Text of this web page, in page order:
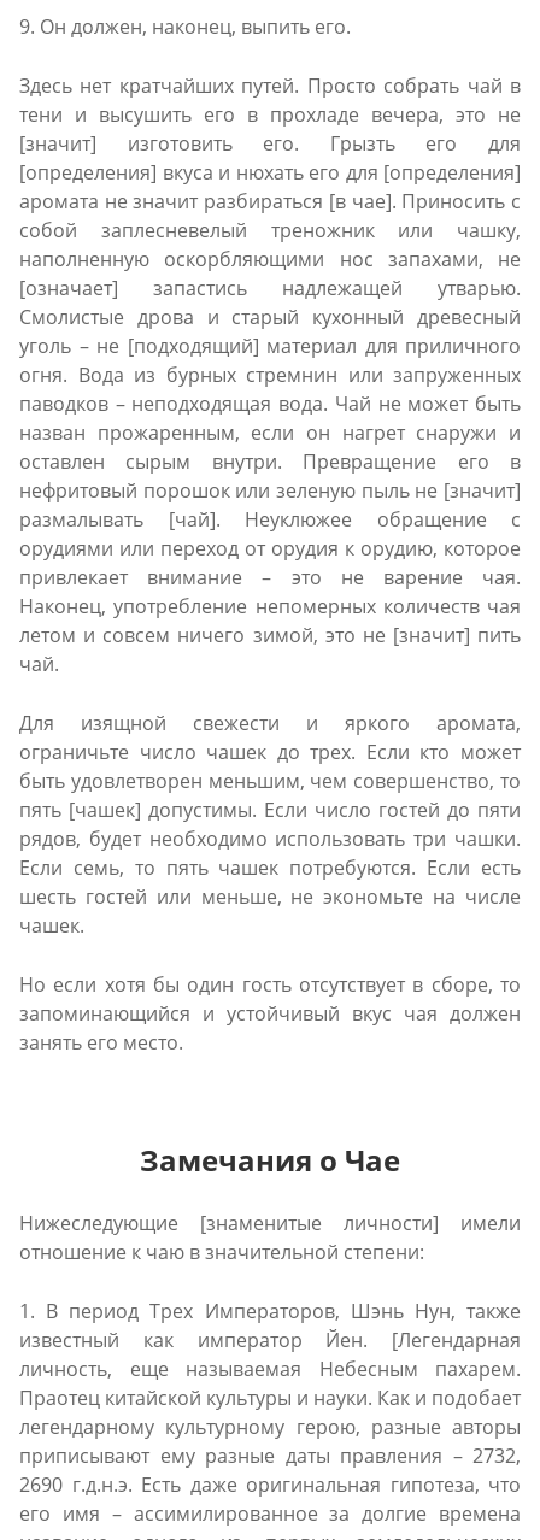
9. Он должен, наконец, выпить его.
Здесь нет кратчайших путей. Просто собрать чай в
тени и высушить его в прохладе вечера, это не
[значит] изготовить его. Грызть его для
[определения] вкуса и нюхать его для [определения]
аромата не значит разбираться [в чае]. Приносить с
собой заплесневелый треножник или чашку,
наполненную оскорбляющими нос запахами, не
[означает] запастись надлежащей утварью.
Смолистые дрова и старый кухонный древесный
уголь – не [подходящий] материал для приличного
огня. Вода из бурных стремнин или запруженных
паводков – неподходящая вода. Чай не может быть
назван прожаренным, если он нагрет снаружи и
оставлен сырым внутри. Превращение его в
нефритовый порошок или зеленую пыль не [значит]
размалывать [чай]. Неуклюжее обращение с
орудиями или переход от орудия к орудию, которое
привлекает внимание – это не варение чая.
Наконец, употребление непомерных количеств чая
летом и совсем ничего зимой, это не [значит] пить
чай.
Для изящной свежести и яркого аромата,
ограничьте число чашек до трех. Если кто может
быть удовлетворен меньшим, чем совершенство, то
пять [чашек] допустимы. Если число гостей до пяти
рядов, будет необходимо использовать три чашки.
Если семь, то пять чашек потребуются. Если есть
шесть гостей или меньше, не экономьте на числе
чашек.
Но если хотя бы один гость отсутствует в сборе, то
запоминающийся и устойчивый вкус чая должен
занять его место.
Замечания о Чае
Нижеследующие [знаменитые личности] имели
отношение к чаю в значительной степени:
1. В период Трех Императоров, Шэнь Нyн, также
известный как император Йен. [Легендарная
личность, еще называемая Небесным пахарем.
Праотец китайской культуры и науки. Как и подобает
легендарному культурному герою, разные авторы
приписывают ему разные даты правления – 2732,
2690 г.д.н.э. Есть даже оригинальная гипотеза, что
его имя – ассимилированное за долгие времена